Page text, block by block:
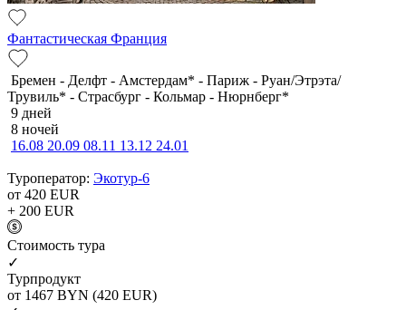
Фантастическая Франция
Бремен - Делфт - Амстердам* - Париж - Руан/Этрэта/
Трувиль* - Страсбург - Кольмар - Нюрнберг*
9 дней
8 ночей
16.08 20.09 08.11 13.12 24.01
Туроператор: Экотур-6
от 420 EUR
+ 200 EUR
Cтоимость тура
✓
Турпродукт
от 1467 BYN (420 EUR)